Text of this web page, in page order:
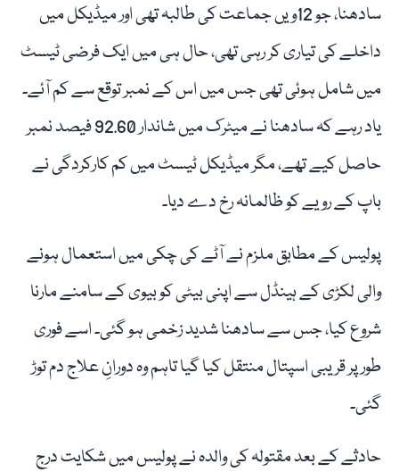
سادھنا، جو 12ویں جماعت کی طالبہ تھی اور میڈیکل میں
داخلے کی تیاری کر رہی تھی، حال ہی میں ایک فرضی ٹیسٹ
میں شامل ہوئی تھی جس میں اس کے نمبر توقع سے کم آئے۔
یاد رہے کہ سادھنا نے میٹرک میں شاندار 92.60 فیصد نمبر
حاصل کیے تھے، مگر میڈیکل ٹیسٹ میں کم کارکردگی نے
باپ کے رویے کو ظالمانہ رخ دے دیا۔
پولیس کے مطابق ملزم نے آٹے کی چکی میں استعمال ہونے
والی لکڑی کے ہینڈل سے اپنی بیٹی کو بیوی کے سامنے مارنا
شروع کیا، جس سے سادھنا شدید زخمی ہو گئی۔ اسے فوری
طور پر قریبی اسپتال منتقل کیا گیا تاہم وہ دورانِ علاج دم توڑ
گئی۔
حادثے کے بعد مقتولہ کی والدہ نے پولیس میں شکایت درج